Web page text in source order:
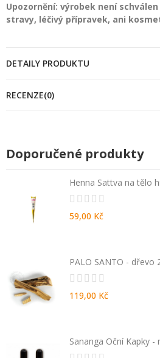
Upozornění: výrobek není
stravy, léčivý přípravek, ani
DETAILY PRODUKTU
RECENZE(0)
Doporučené produkty
Henna Sattva na tělo
59,00 Kč
PALO SANTO - dřevo
119,00 Kč
Sananga Oční Kapky -